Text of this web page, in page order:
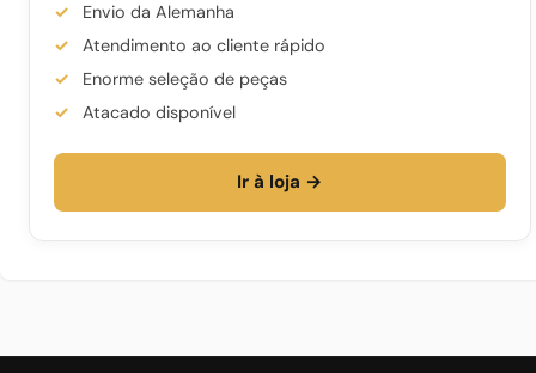
Envio da Alemanha
Atendimento ao cliente rápido
Enorme seleção de peças
Atacado disponível
Ir à loja →